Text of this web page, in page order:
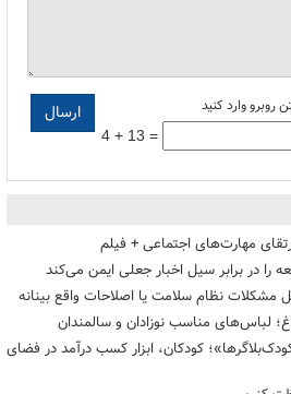
روبرو وارد کنید
4 + 13 =
مهارت‌های اجتماعی + فیلم
را در برابر سیل اخبار جعلی ایمن می‌کند
مشکلات نظام سلامت یا اصلاحات واقع بینانه
لباس‌های مناسب نوزادان و سالمندان
کودکان، ابزار کسب درآمد در فضای